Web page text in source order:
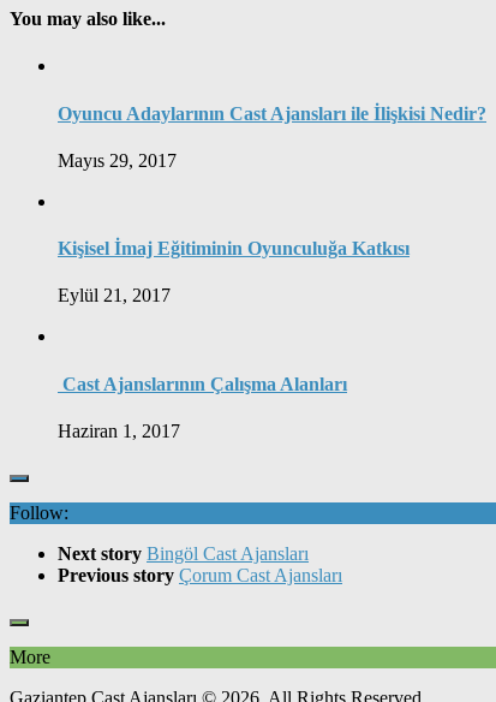
You may also like...
Oyuncu Adaylarının Cast Ajansları ile İlişkisi Nedir?
Mayıs 29, 2017
Kişisel İmaj Eğitiminin Oyunculuğa Katkısı
Eylül 21, 2017
Cast Ajanslarının Çalışma Alanları
Haziran 1, 2017
Follow:
Next story Bingöl Cast Ajansları
Previous story Çorum Cast Ajansları
More
Gaziantep Cast Ajansları © 2026. All Rights Reserved.